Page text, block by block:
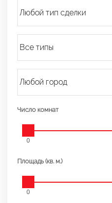
Число комнат
0
Площадь (кв. м.)
0